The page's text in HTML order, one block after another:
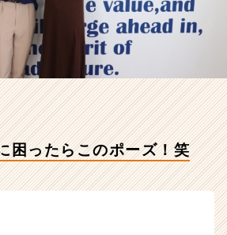
E
タ
イ
ラ
困ったらこのポーズ！笑